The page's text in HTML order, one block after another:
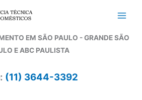
EM SÃO PAULO - GRANDE SÃO
E ABC PAULISTA
(11) 3644-3392